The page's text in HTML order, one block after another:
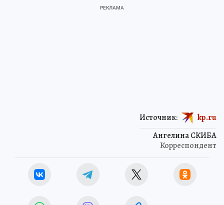
Ангелина СКИБА
Корреспондент
Источник: kp.ru